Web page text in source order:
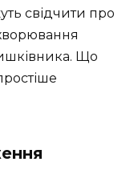
свідчити про
Що